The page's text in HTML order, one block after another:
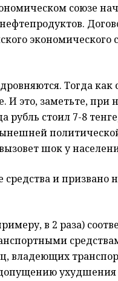
союзе
экономического
Тогда как
И это, заметьте, при
рубль стоил 7-8
шок у
и призвано
в 2 раза)
владеющих
ухудшения